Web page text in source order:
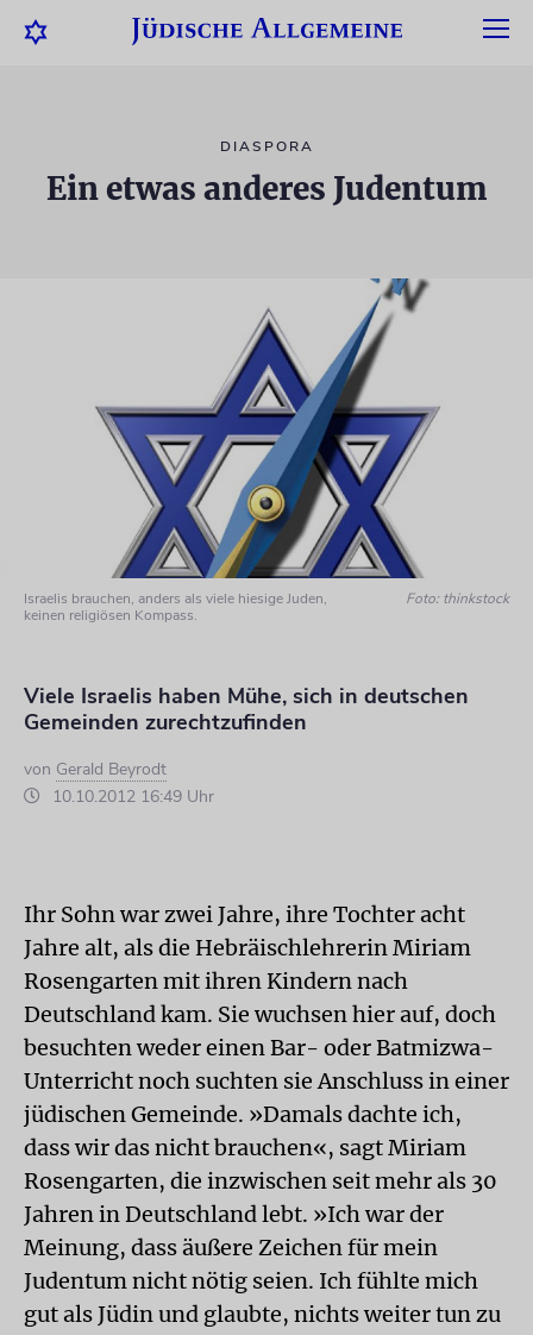
DIASPORA
Ein etwas anderes Judentum
Israelis brauchen, anders als viele hiesige Juden,
keinen religiösen Kompass.
Foto: thinkstock
Viele Israelis haben Mühe, sich in deutschen
Gemeinden zurechtzufinden
von Gerald Beyrodt
10.10.2012 16:49 Uhr
Ihr Sohn war zwei Jahre, ihre Tochter acht
Jahre alt, als die Hebräischlehrerin Miriam
Rosengarten mit ihren Kindern nach
Deutschland kam. Sie wuchsen hier auf, doch
besuchten weder einen Bar- oder Batmizwa-
Unterricht noch suchten sie Anschluss in einer
jüdischen Gemeinde. »Damals dachte ich,
dass wir das nicht brauchen«, sagt Miriam
Rosengarten, die inzwischen seit mehr als 30
Jahren in Deutschland lebt. »Ich war der
Meinung, dass äußere Zeichen für mein
Judentum nicht nötig seien. Ich fühlte mich
gut als Jüdin und glaubte, nichts weiter tun zu